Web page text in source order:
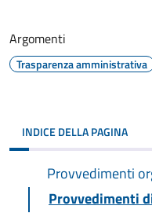
Argomenti
Trasparenza amministrativa
INDICE DELLA PAGINA
Provvedimenti
Provvedimenti